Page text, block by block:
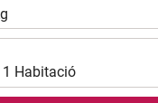
1 Habitació